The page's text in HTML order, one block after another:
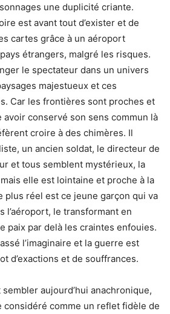
une duplicité criante.
est avant tout d’exister et de
cartes grâce à un aéroport
étrangers, malgré les risques.
le spectateur dans un univers
majestueux et ces
Car les frontières sont proches et
avoir conservé son sens commun là
croire à des chimères. Il
un ancien soldat, le directeur de
et tous semblent mystérieux, la
elle est lointaine et proche à la
plus réel est ce jeune garçon qui va
l’aéroport, le transformant en
paix par delà les craintes enfouies.
l’imaginaire et la guerre est
d’exactions et de souffrances.
sembler aujourd’hui anachronique,
considéré comme un reflet fidèle de